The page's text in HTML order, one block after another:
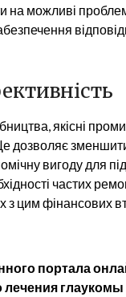
на можливі
якісні
дозволяє
вигоду для
частих
з цим фінансових
портала
глаукомы